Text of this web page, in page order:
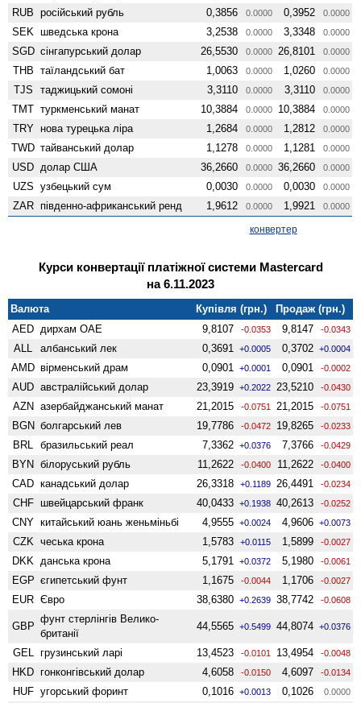
RUB російський рубль 0,3856 0.0000 0,3952 0.0000
SEK шведська крона 3,2538 0.0000 3,3348 0.0000
SGD сінгапурський долар 26,5530 0.0000 26,8101 0.0000
THB таїландський бат 1,0063 0.0000 1,0260 0.0000
TJS таджицький сомоні 3,3110 0.0000 3,3110 0.0000
TMT туркменський манат 10,3884 0.0000 10,3884 0.0000
TRY нова турецька ліра 1,2684 0.0000 1,2812 0.0000
TWD тайванський долар 1,1278 0.0000 1,1281 0.0000
USD долар США 36,2660 0.0000 36,2660 0.0000
UZS узбецький сум 0,0030 0.0000 0,0030 0.0000
ZAR південно-африканський ренд 1,9612 0.0000 1,9921 0.0000
конвертер
Курси конвертації платіжної системи Mastercard
на 6.11.2023
Валюта Купівля (грн.)
Продаж (грн.)
AED дирхам ОАЕ 9,8107 -0.0353 9,8147 -0.0343
ALL албанський лек 0,3691 +0.0005 0,3702 +0.0004
AMD вiрменський драм 0,0901 +0.0001 0,0901 -0.0002
AUD австралійський долар 23,3919 +0.2022 23,5210 -0.0430
AZN азербайджанський манат 21,2015 -0.0751 21,2015 -0.0751
BGN болгарський лев 19,7786 -0.0472 19,8265 -0.0233
BRL бразильський реал 7,3362 +0.0376 7,3766 -0.0429
BYN білоруський рубль 11,2622 -0.0400 11,2622 -0.0400
CAD канадський долар 26,3318 +0.1189 26,4491 -0.0234
CHF швейцарський франк 40,0433 +0.1938 40,2613 -0.0252
CNY китайський юань женьмiньбi 4,9555 +0.0024 4,9606 +0.0073
CZK чеська крона 1,5783 +0.0115 1,5899 -0.0027
DKK данська крона 5,1791 +0.0372 5,1980 -0.0061
EGP єгипетський фунт 1,1675 -0.0044 1,1706 -0.0027
EUR Євро 38,6380 +0.2639 38,7742 -0.0608
GBP
фунт стерлінгів Велико­
британії
44,5565 +0.5499 44,8074 +0.0376
GEL грузинський ларі 13,4523 -0.0101 13,4954 -0.0048
HKD гонконгівський долар 4,6058 -0.0150 4,6097 -0.0134
HUF угорський форинт 0,1016 +0.0013 0,1026 0.0000